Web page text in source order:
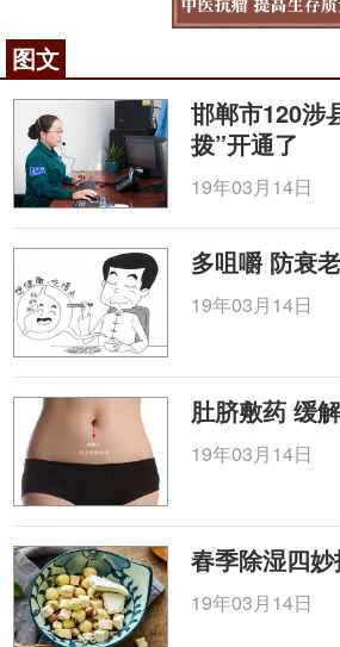
步骤二：拍打疼痛一侧的上肢
开始拍打到手掌，力度由轻渐重，
拍打，拍打10 分钟左右即可。
图文
邯郸市120涉
拨”开通了
19年03月14日
多咀嚼 防衰老
19年03月14日
肚脐敷药 缓
19年03月14日
春季除湿四
19年03月14日